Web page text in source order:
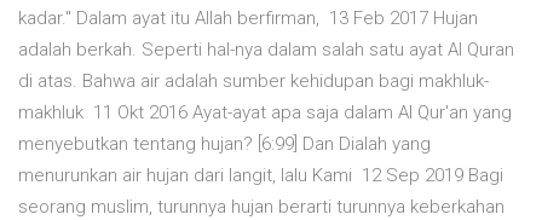
kadar.'' Dalam ayat itu Allah berfirman, 13 Feb 2017 Hujan
adalah berkah. Seperti hal-nya dalam salah satu ayat Al Quran
di atas. Bahwa air adalah sumber kehidupan bagi makhluk-
makhluk 11 Okt 2016 Ayat-ayat apa saja dalam Al Qur'an yang
menyebutkan tentang hujan? [6:99] Dan Dialah yang
menurunkan air hujan dari langit, lalu Kami 12 Sep 2019 Bagi
seorang muslim, turunnya hujan berarti turunnya keberkahan